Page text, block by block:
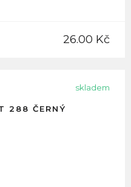
26.00 Kč
skladem
288 ČERNÝ